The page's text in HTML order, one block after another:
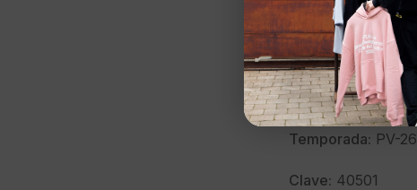
Color:NEGRO
Marca:NEW ERA
Modelo:60784310
Temporada: PV-26
Clave: 40501